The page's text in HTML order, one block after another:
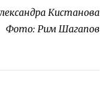
Кистанова
Фото: Рим Шагапов